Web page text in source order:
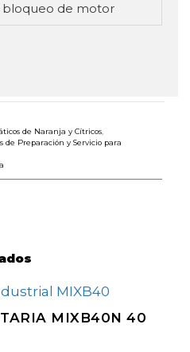
bloqueo de motor
de Naranja y Cítricos,
de Preparación y Servicio para
MIXB40N 40